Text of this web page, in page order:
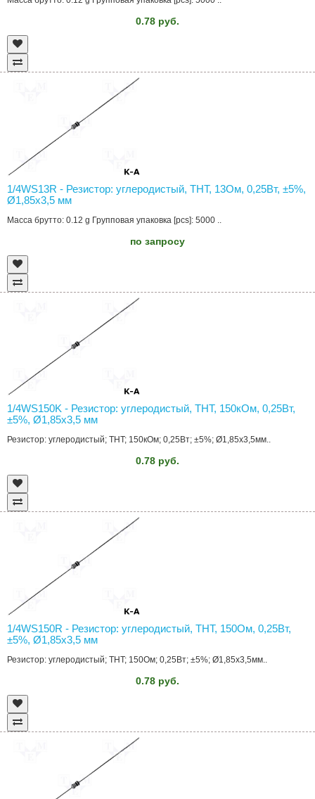
0.78 руб.
1/4WS13R - Резистор: углеродистый, THT, 13Ом, 0,25Вт, ±5%,
Ø1,85x3,5 мм
Масса брутто: 0.12 g Групповая упаковка [pcs]: 5000 ..
по запросу
1/4WS150K - Резистор: углеродистый, THT, 150кОм, 0,25Вт,
±5%, Ø1,85x3,5 мм
Резистор: углеродистый; THT; 150кОм; 0,25Вт; ±5%; Ø1,85x3,5мм..
0.78 руб.
1/4WS150R - Резистор: углеродистый, THT, 150Ом, 0,25Вт,
±5%, Ø1,85x3,5 мм
Резистор: углеродистый; THT; 150Ом; 0,25Вт; ±5%; Ø1,85x3,5мм..
0.78 руб.